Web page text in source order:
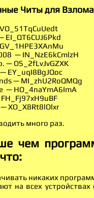
Читы для Взлома
EI_QT6CUJ6Pkd
— IN_NzE6kCmlzH
— OS_2fLvJvGZXK
EY_uqI8BgJQoc
— MI_zhU2RoQMQg
— HO_4naYmA6ImA
XO_X8Rt8lOlxr
много раз.
чем
никаких
на всех устройствах